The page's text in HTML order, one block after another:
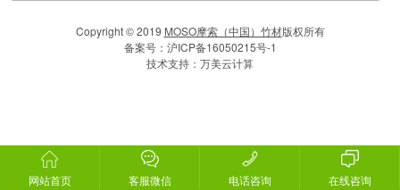
网站首页 客服微信 电话咨询 在线咨询
Copyright © 2019 MOSO摩索（中国）竹材版权所有
备案号： 沪ICP备16050215号-1
技术支持： 万美云计算